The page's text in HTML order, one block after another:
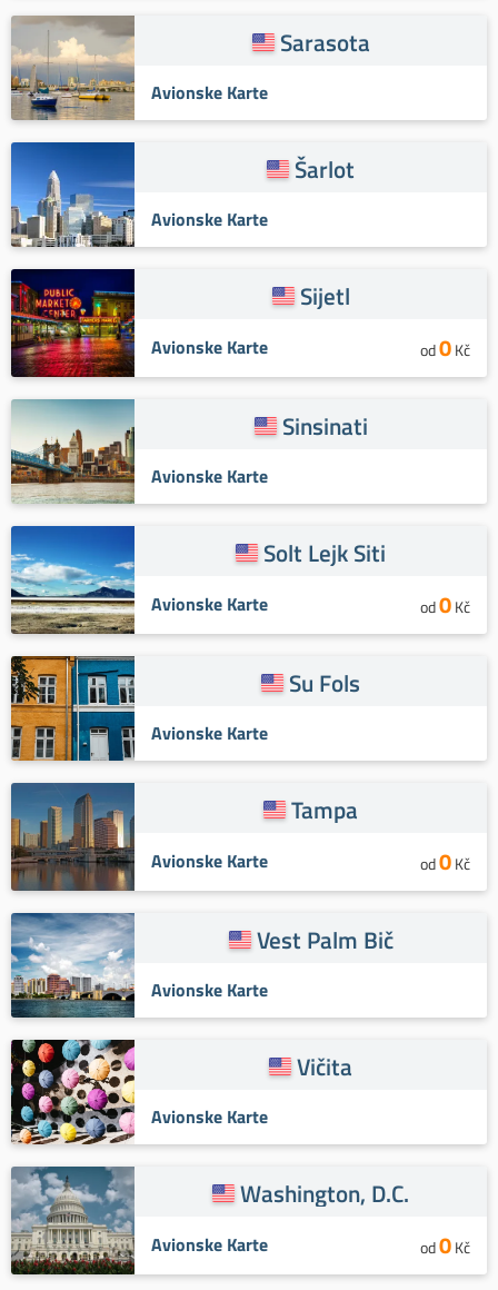
Sarasota
Avionske Karte
Šarlot
Avionske Karte
Sijetl
Avionske Karte od0Kč
Sinsinati
Avionske Karte
Solt Lejk Siti
Avionske Karte od0Kč
Su Fols
Avionske Karte
Tampa
Avionske Karte od0Kč
Vest Palm Bič
Avionske Karte
Vičita
Avionske Karte
Washington, D.C.
Avionske Karte od0Kč